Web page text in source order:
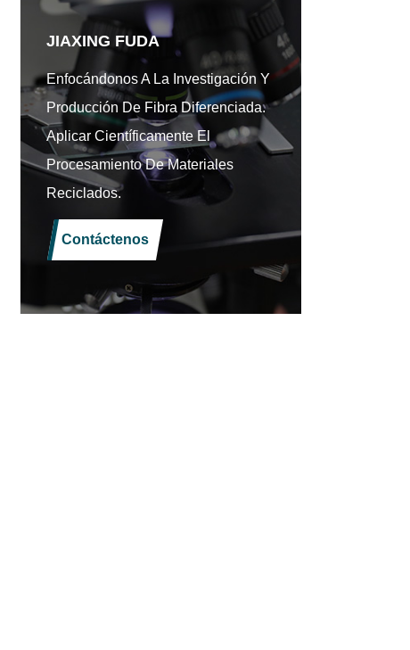
JIAXING FUDA
Enfocándonos A La Investigación Y
Producción De Fibra Diferenciada.
Aplicar Científicamente El
Procesamiento De Materiales
Reciclados.
Contáctenos